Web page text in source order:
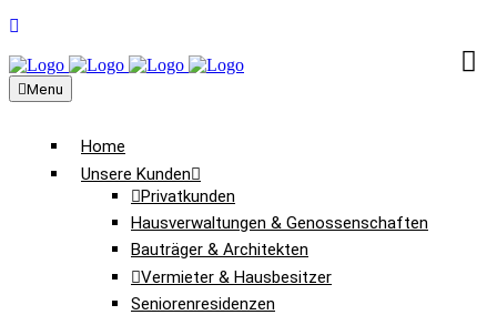
Menu
Home
Unsere Kunden
Privatkunden
Hausverwaltungen & Genossenschaften
Bauträger & Architekten
Vermieter & Hausbesitzer
Seniorenresidenzen